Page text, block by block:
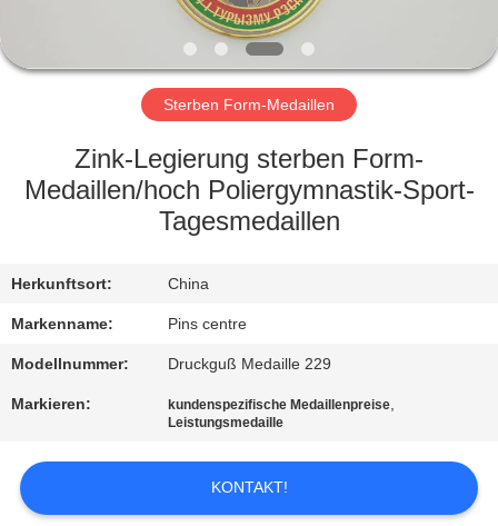
FABRIK-
AUSFLUG
QUALITÄTSKONTROLLE
SIE
MIT
UNS
IN
VERBINDUNG
NACHRICHTEN
Sterben Form-Medaillen
Zink-Legierung sterben Form-
Medaillen/hoch Poliergymnastik-Sport-
Tagesmedaillen
Herkunftsort: China
Markenname: Pins centre
Modellnummer: Druckguß Medaille 229
Markieren: kundenspezifische Medaillenpreise,
Leistungsmedaille
KONTAKT!